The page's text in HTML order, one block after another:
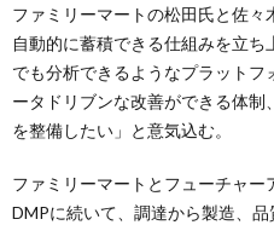
ファミリーマートの松田氏と佐
自動的に蓄積できる仕組みを立
でも分析できるようなプラット
ータドリブンな改善ができる体
を整備したい」と意気込む。
ファミリーマートとフューチャ
DMPに続いて、調達から製造、